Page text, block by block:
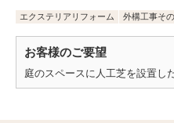
エクステリアリフォーム 外構工事そ
お客様のご要望
庭のスペースに人工芝を設置し